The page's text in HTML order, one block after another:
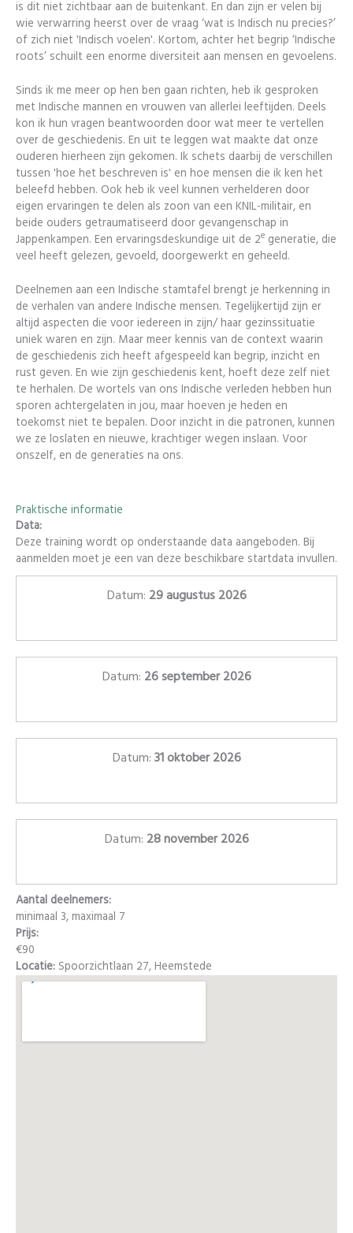
is dit niet zichtbaar aan de buitenkant. En dan zijn er velen bij
wie verwarring heerst over de vraag ‘wat is Indisch nu precies?’
of zich niet 'Indisch voelen'. Kortom, achter het begrip ‘Indische
roots’ schuilt een enorme diversiteit aan mensen en gevoelens.
Sinds ik me meer op hen ben gaan richten, heb ik gesproken
met Indische mannen en vrouwen van allerlei leeftijden. Deels
kon ik hun vragen beantwoorden door wat meer te vertellen
over de geschiedenis. En uit te leggen wat maakte dat onze
ouderen hierheen zijn gekomen. Ik schets daarbij de verschillen
tussen 'hoe het beschreven is' en hoe mensen die ik ken het
beleefd hebben. Ook heb ik veel kunnen verhelderen door
eigen ervaringen te delen als zoon van een KNIL-militair, en
beide ouders getraumatiseerd door gevangenschap in
Jappenkampen. Een ervaringsdeskundige uit de 2e generatie, die
veel heeft gelezen, gevoeld, doorgewerkt en geheeld.
Deelnemen aan een Indische stamtafel brengt je herkenning in
de verhalen van andere Indische mensen. Tegelijkertijd zijn er
altijd aspecten die voor iedereen in zijn/ haar gezinssituatie
uniek waren en zijn. Maar meer kennis van de context waarin
de geschiedenis zich heeft afgespeeld kan begrip, inzicht en
rust geven. En wie zijn geschiedenis kent, hoeft deze zelf niet
te herhalen. De wortels van ons Indische verleden hebben hun
sporen achtergelaten in jou, maar hoeven je heden en
toekomst niet te bepalen. Door inzicht in die patronen, kunnen
we ze loslaten en nieuwe, krachtiger wegen inslaan. Voor
onszelf, en de generaties na ons.
Praktische informatie
Data:
Deze training wordt op onderstaande data aangeboden. Bij
aanmelden moet je een van deze beschikbare startdata invullen.
Datum: 29 augustus 2026
Datum: 26 september 2026
Datum:31 oktober 2026
Datum: 28 november 2026
Aantal deelnemers:
minimaal 3, maximaal 7
Prijs:
€90
Locatie: Spoorzichtlaan 27, Heemstede